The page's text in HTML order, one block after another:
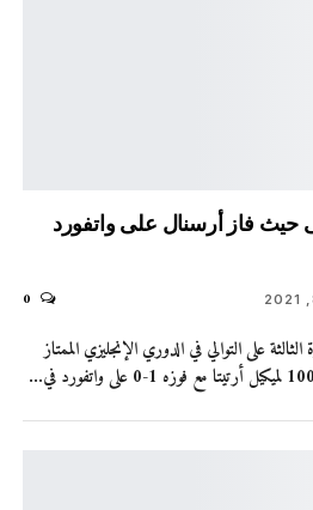
فاز أرسنال على واتفورد
على التوالي في الدوري الإنجليزي الممتاز